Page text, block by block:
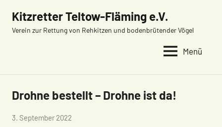
Inhalt
springen
Kitzretter Teltow-Fläming e.V.
Verein zur Rettung von Rehkitzen und bodenbrütender Vögel
Menü
Förderung
Drohne bestellt – Drohne ist da!
von
3. September 2022